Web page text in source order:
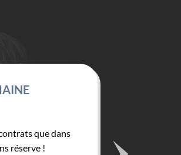
que dans
réserve !